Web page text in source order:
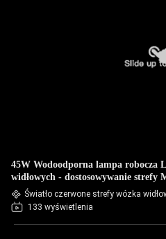
45W Wodoodporna lampa robocza
widłowych - dostosowywanie strefy Magazyn wózków
widłowych
Światło czerwone strefy wózka
133 wyświetlenia